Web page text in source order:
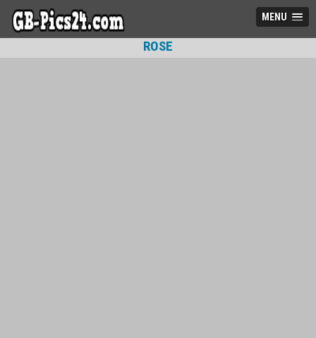
MENU
ROSE